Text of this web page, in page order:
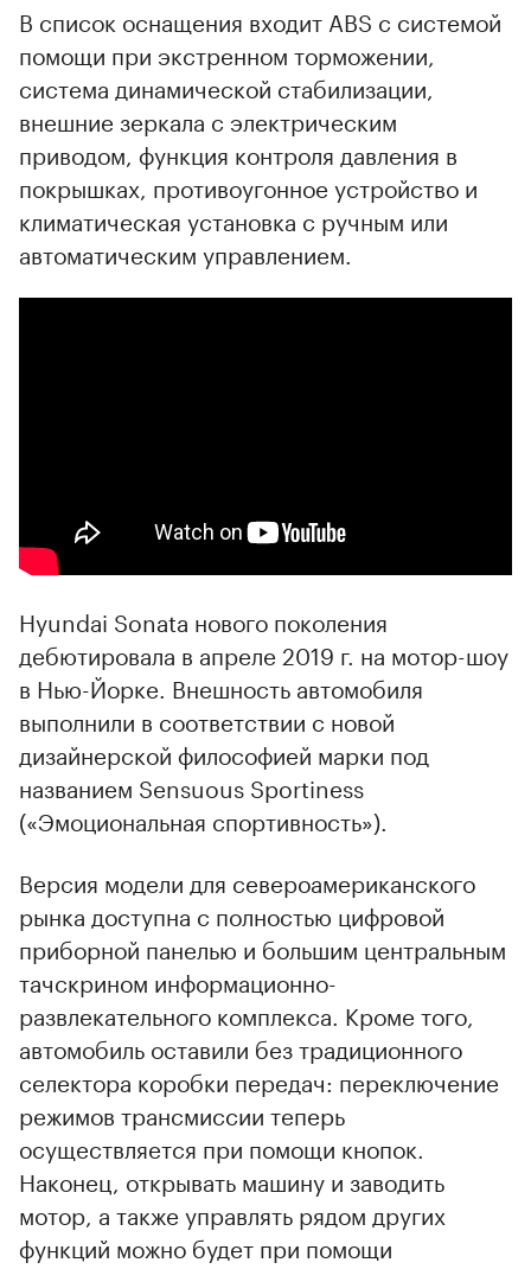
00:00 / 00:00
В список оснащения входит ABS с системой
помощи при экстренном торможении,
система динамической стабилизации,
внешние зеркала с электрическим
приводом, функция контроля давления в
покрышках, противоугонное устройство и
климатическая установка с ручным или
автоматическим управлением.
Hyundai Sonata нового поколения
дебютировала в апреле 2019 г. на мотор-шоу
в Нью-Йорке. Внешность автомобиля
выполнили в соответствии с новой
дизайнерской философией марки под
названием Sensuous Sportiness
(«Эмоциональная спортивность»).
Версия модели для североамериканского
рынка доступна с полностью цифровой
приборной панелью и большим центральным
тачскрином информационно-
развлекательного комплекса. Кроме того,
автомобиль оставили без традиционного
селектора коробки передач: переключение
режимов трансмиссии теперь
осуществляется при помощи кнопок.
Наконец, открывать машину и заводить
мотор, а также управлять рядом других
функций можно будет при помощи